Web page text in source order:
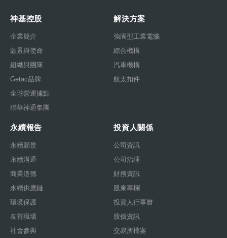
神基控股
企業簡介
願景與使命
組織與團隊
Getac品牌
全球營運據點
聯華神通集團
解決方案
強固型工業電腦
綜合機構
汽車機構
航太扣件
永續報告
永續願景
永續溝通
商業道德
永續供應鏈
環境保護
友善職場
社會參與
投資人關係
公司資訊
公司治理
財務資訊
股東專欄
投資人行事曆
股價資訊
交易所檔案